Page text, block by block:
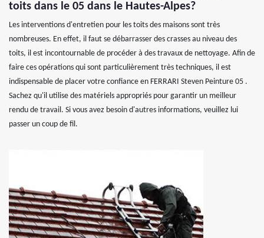
toits dans le 05 dans le Hautes-Alpes?
Les interventions d'entretien pour les toits des maisons sont très
nombreuses. En effet, il faut se débarrasser des crasses au niveau des
toits, il est incontournable de procéder à des travaux de nettoyage. Afin de
faire ces opérations qui sont particulièrement très techniques, il est
indispensable de placer votre confiance en FERRARI Steven Peinture 05 .
Sachez qu'il utilise des matériels appropriés pour garantir un meilleur
rendu de travail. Si vous avez besoin d'autres informations, veuillez lui
passer un coup de fil.